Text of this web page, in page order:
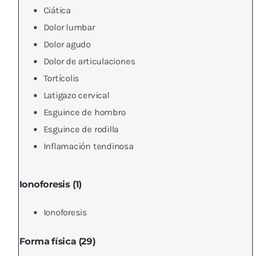
Ciática
Dolor lumbar
Dolor agudo
Dolor de articulaciones
Tortícolis
Latigazo cervical
Esguince de hombro
Esguince de rodilla
Inflamación tendinosa
Ionoforesis (1)
Ionoforesis
Forma física (29)